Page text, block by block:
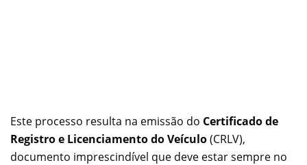
Este processo resulta na emissão do Certificado de
Registro e Licenciamento do Veículo(CRLV),
documento imprescindível que deve estar sempre no